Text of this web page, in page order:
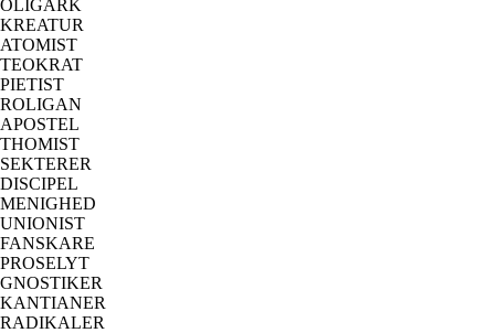
OLIGARK
KREATUR
ATOMIST
TEOKRAT
PIETIST
ROLIGAN
APOSTEL
THOMIST
SEKTERER
DISCIPEL
MENIGHED
UNIONIST
FANSKARE
PROSELYT
GNOSTIKER
KANTIANER
RADIKALER